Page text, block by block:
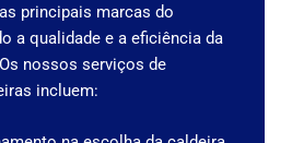
principais marcas do
a qualidade e a eficiência da
Os nossos serviços de
incluem: